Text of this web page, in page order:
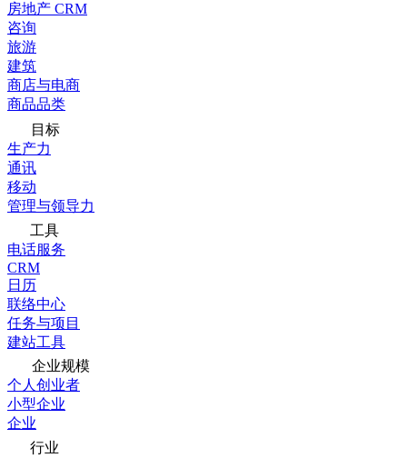
房地产 CRM
咨询
旅游
建筑
商店与电商
商品品类
目标
生产力
通讯
移动
管理与领导力
工具
电话服务
CRM
日历
联络中心
任务与项目
建站工具
企业规模
个人创业者
小型企业
企业
行业